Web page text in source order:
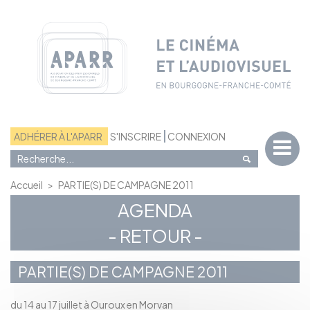
ADHÉRER À L'APARR S'INSCRIRE CONNEXION
Accueil > PARTIE(S) DE CAMPAGNE 2011
AGENDA
- RETOUR -
PARTIE(S) DE CAMPAGNE 2011
du 14 au 17 juillet à Ouroux en Morvan